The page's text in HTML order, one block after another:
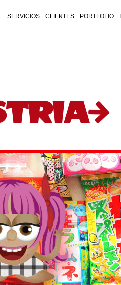
SERVICIOS CLIENTES PORTFOLIO